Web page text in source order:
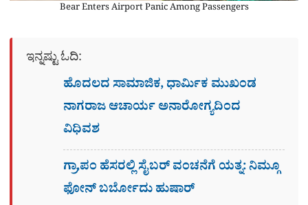
Bear Enters Airport Panic Among Passengers
ಇನ್ನಷ್ಟು ಓದಿ:
ಹೊದಲದ ಸಾಮಾಜಿಕ, ಧಾರ್ಮಿಕ ಮುಖಂಡ
ನಾಗರಾಜ ಆಚಾರ್ಯ ಅನಾರೋಗ್ಯದಿಂದ
ವಿಧಿವಶ
ಗ್ರಾ,ಪಂ ಹೆಸರಲ್ಲಿ ಸೈಬ‌ರ್ ವಂಚನೆಗೆ ಯತ್ನ: ನಿಮ್ಗೂ
ಫೋನ್​ ಬರ್ಬೋದು ಹುಷಾರ್​​